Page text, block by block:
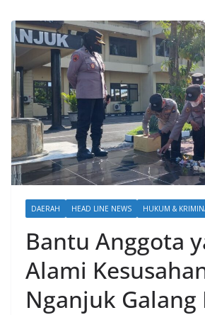
DAERAH HEAD LINE NEWS HUKUM &
Bantu Anggota
Alami
Nganjuk Galang